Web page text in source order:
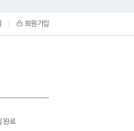
회원 가입
완료